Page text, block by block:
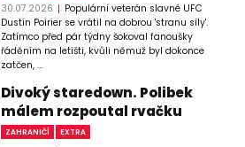
30.07.2026
Populární veterán slavné UFC
Dustin Poirier se vrátil na dobrou 'stranu síly'.
Zatímco před pár týdny šokoval fanoušky
řáděním na letišti, kvůli němuž byl dokonce
zatčen, ...
Divoký staredown. Polibek
málem rozpoutal rvačku
ZAHRANIČÍ EXTRA